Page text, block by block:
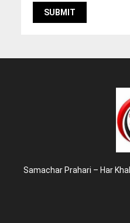
Samachar Prahari – Har